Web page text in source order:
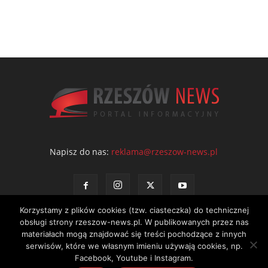
Napisz do nas: reklama@rzeszow-news.pl
Kontakt Polityka prywatności Regulamin portalu
Korzystamy z plików cookies (tzw. ciasteczka) do technicznej
obsługi strony rzeszow-news.pl. W publikowanych przez nas
materiałach mogą znajdować się treści pochodzące z innych
serwisów, które we własnym imieniu używają cookies, np.
Facebook, Youtube i Instagram.